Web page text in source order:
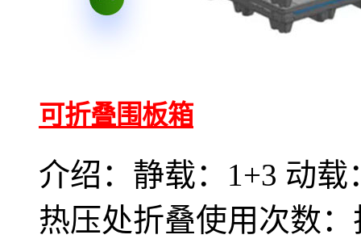
可折叠围板箱
介绍：静载：1+3 动
热压处折叠使用次数：